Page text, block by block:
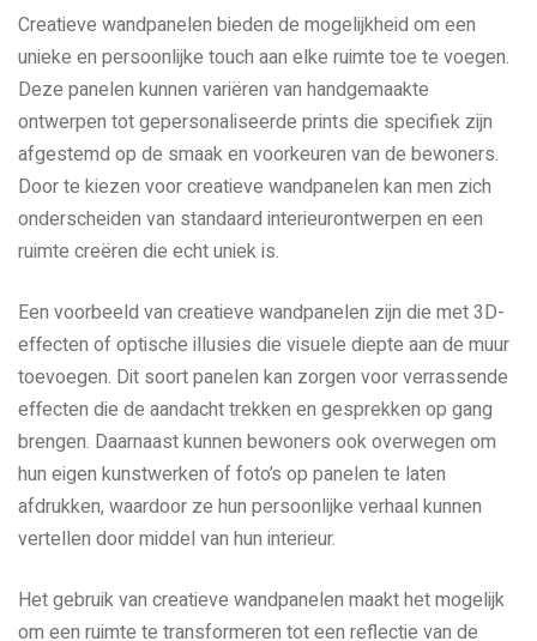
Creatieve wandpanelen bieden de mogelijkheid om een
unieke en persoonlijke touch aan elke ruimte toe te voegen.
Deze panelen kunnen variëren van handgemaakte
ontwerpen tot gepersonaliseerde prints die specifiek zijn
afgestemd op de smaak en voorkeuren van de bewoners.
Door te kiezen voor creatieve wandpanelen kan men zich
onderscheiden van standaard interieurontwerpen en een
ruimte creëren die echt uniek is.
Een voorbeeld van creatieve wandpanelen zijn die met 3D-
effecten of optische illusies die visuele diepte aan de muur
toevoegen. Dit soort panelen kan zorgen voor verrassende
effecten die de aandacht trekken en gesprekken op gang
brengen. Daarnaast kunnen bewoners ook overwegen om
hun eigen kunstwerken of foto’s op panelen te laten
afdrukken, waardoor ze hun persoonlijke verhaal kunnen
vertellen door middel van hun interieur.
Het gebruik van creatieve wandpanelen maakt het mogelijk
om een ruimte te transformeren tot een reflectie van de